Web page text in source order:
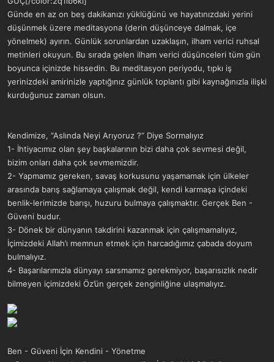
a
t
a
n
r
i
h
i
Günde en az on beş dakikanızı yüklüğünü ve hayatınızdaki yerini
düşünmek üzere meditasyona (derin düşünceye dalmak, içe
yönelmek) ayırın. Günlük sorunlardan uzaklaşın, ilham verici ruhsal
metinleri okuyun. Bu sırada gelen ilham verici düşünceleri tüm gün
boyunca içinizde hissedin. Bu meditasyon periyodu, tıpkı iş
yerinizdeki amirinizle yaptığınız günlük toplantı gibi kaynağınızla ilişki
kurduğunuz zaman olsun.
Kendimize, “Aslında Neyi Arıyoruz ?” Diye Sormalıyız
1- İhtiyacımız olan şey başkalarının bizi daha çok sevmesi değil,
bizim onları daha çok sevmemizdir.
2- Yapmamız gereken, savaş korkusunu yaşamamak için ülkeler
arasında barış sağlamaya çalışmak değil, kendi karmaşa içindeki
benlik-lerimizde barışı, huzuru bulmaya çalışmaktır. Gerçek Ben -
Güveni budur.
3- Dönek bir dünyanın takdirini kazanmak için çalışmamalıyız,
İçimizdeki Allah’ı memnun etmek için harcadığımız çabada doyum
bulmalıyız.
4- Başarılarımızla dünyayı sarsmamız gerekmiyor, başarısızlık nedir
bilmeyen içimizdeki Öz’ün gerçek zenginliğine ulaşmalıyız.
Ben - Güveni İçin Kendini - Yönetme